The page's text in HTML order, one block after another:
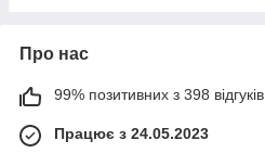
Про нас
99% позитивних з 398 відгуків
Працює з 24.05.2023